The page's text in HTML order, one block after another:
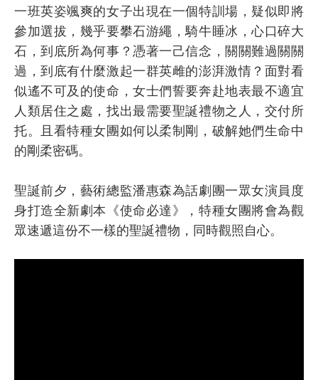
一班英姿颯爽的女子出現在一個特訓場，疑似即將
參加選拔，幾乎要攀石游繩，騎牛睡冰，心口碎大
石，到底所為何事？憑著一己信念，關關難過關關
過，到底有什麼激起一群英雌的澎湃激情？面對看
似遙不可及的使命，女士們誓要奔赴地表最不適宜
人類居住之處，找出最需要聖誕禮物之人，交付所
托。且看特種女團如何以柔制剛，破解她們生命中
的剛柔密碼。
聖誕前夕，藝術總監潘惠森為話劇團一眾女演員度
身打造全新劇本《使命必達》，特種女團將會為觀
眾速遞這份不一樣的聖誕禮物，同時觀照自心。